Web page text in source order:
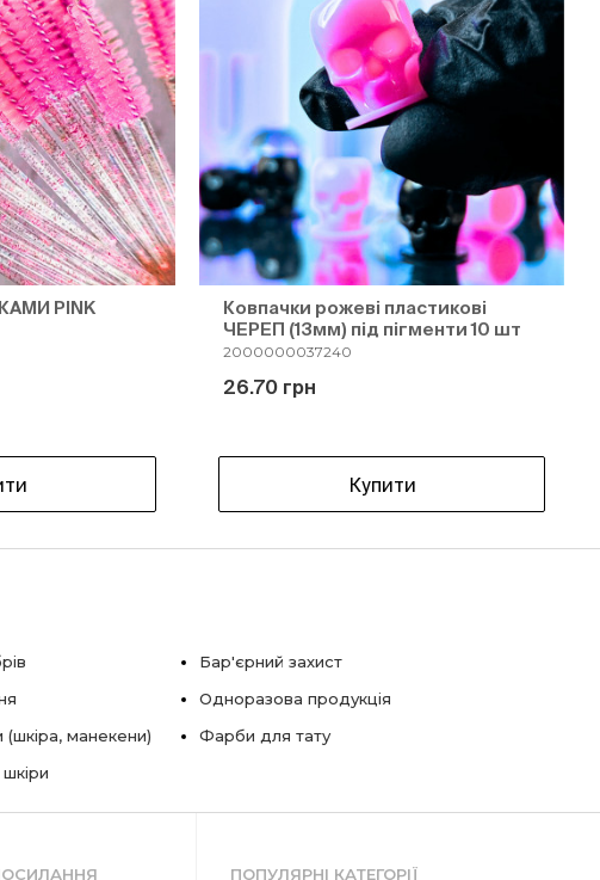
PINK
Ковпачки рожеві пластикові
ЧЕРЕП (13мм) під пігменти 10 шт
2000000037240
26.70 грн
Купити
(шкіра, манекени)
Бар'єрний захист
Одноразова продукція
Фарби для тату
ПОПУЛЯРНІ КАТЕГОРІЇ